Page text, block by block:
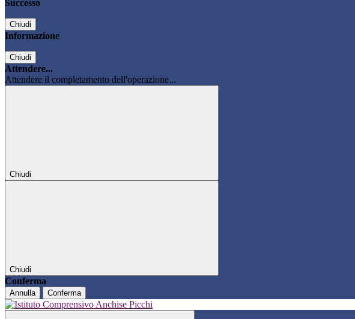
Successo
Chiudi
Informazione
Chiudi
Attendere...
Attendere il completamento dell'operazione...
Chiudi
Chiudi
Conferma
Annulla Conferma